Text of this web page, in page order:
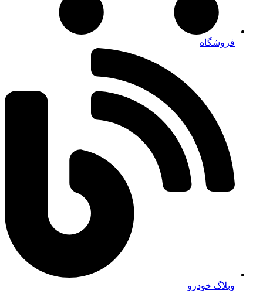
فروشگاه
وبلاگ خودرو